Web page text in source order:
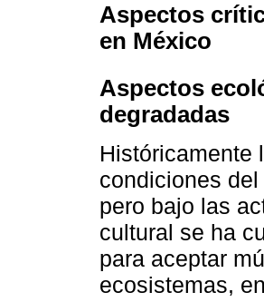
Aspectos
en México
Aspectos
degradadas
Históricamente
condiciones del
pero bajo las
cultural se ha
para aceptar
ecosistemas,